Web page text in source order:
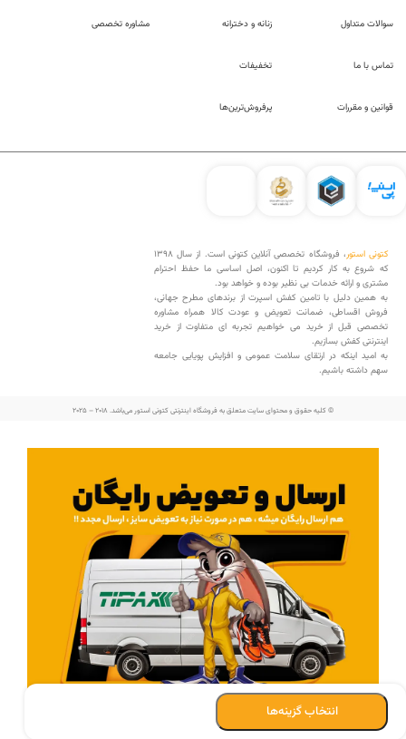
سوالات متداول
تماس با ما
قوانین و مقررات
زنانه و دخترانه
تخفیفات
پرفروش‌ترین‌ها
مشاوره تخصصی
کتونی استور
، فروشگاه تخصصی آنلاین کتونی است. از سال 1398
که شروع به کار کردیم تا اکنون، اصل اساسی ما حفظ احترام
مشتری و ارائه خدمات بی نظیر بوده و خواهد بود.
به همین دلیل با تامین کفش اسپرت از برندهای مطرح جهانی،
فروش اقساطی، ضمانت تعویض و عودت کالا همراه مشاوره
تخصصی قبل از خرید می خواهیم تجربه ای متفاوت از خرید
اینترنتی کفش بسازیم.
به امید اینکه در ارتقای سلامت عمومی و افزایش پویایی جامعه
سهم داشته باشیم.
© کلیه حقوق و محتوای سایت متعلق به فروشگاه اینترنتی کتونی استور می‌باشد. 2018 – 2025
انتخاب گزینه‌ها